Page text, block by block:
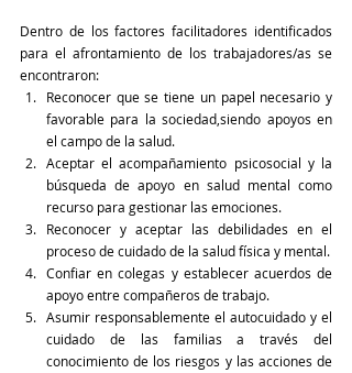
Dentro de los factores facilitadores identificados
para el afrontamiento de los trabajadores/as se
encontraron:
Reconocer que se tiene un papel necesario y
favorable para la sociedad,siendo apoyos en
el campo de la salud.
Aceptar el acompañamiento psicosocial y la
búsqueda de apoyo en salud mental como
recurso para gestionar las emociones.
Reconocer y aceptar las debilidades en el
proceso de cuidado de la salud física y mental.
Confiar en colegas y establecer acuerdos de
apoyo entre compañeros de trabajo.
Asumir responsablemente el autocuidado y el
cuidado de las familias a través del
conocimiento de los riesgos y las acciones de